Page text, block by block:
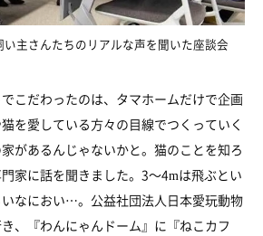
主さんたちのリアルな声を聞いた座談会
でこだわったのは、タマホームだけで企画
を愛している方々の目線でつくっていく
があるんじゃないかと。猫のことを知ろ
家に話を聞きました。3～4mは飛ぶとい
なにおい…。公益社団法人日本愛玩動物
、『わんにゃんドーム』に『ねこカフ